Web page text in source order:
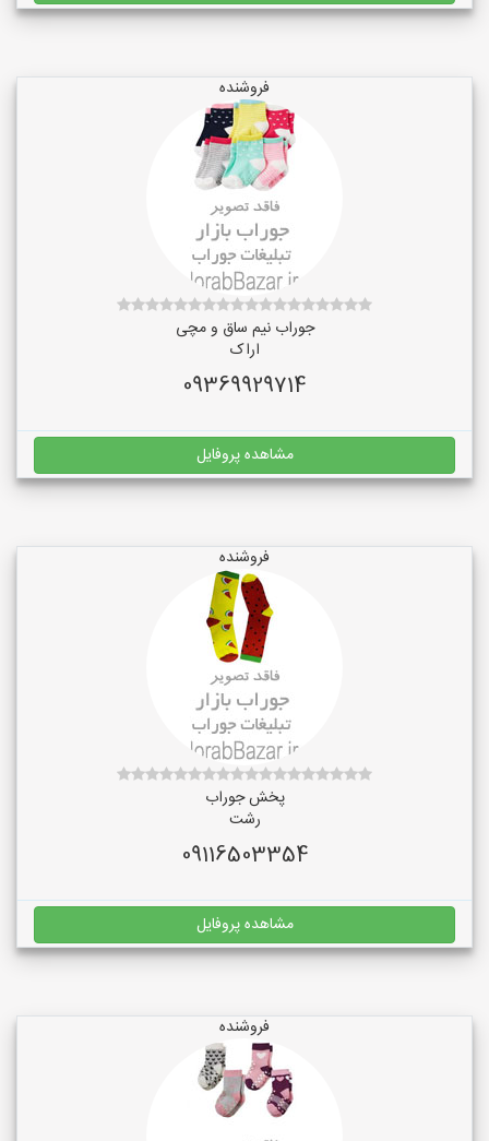
فروشنده
جوراب نیم ساق و مچی
اراک
09369929714
مشاهده پروفایل
فروشنده
پخش جوراب
رشت
09116503354
مشاهده پروفایل
فروشنده